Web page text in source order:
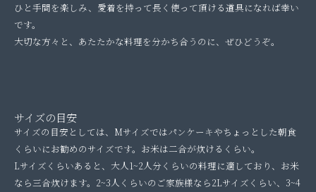
ひと手間を楽しみ、愛着を持って長く使って頂ける道具になれば幸い
です。
大切な方々と、あたたかな料理を分かち合うのに、ぜひどうぞ。
サイズの目安
サイズの目安としては、Mサイズではパンケーキやちょっとした朝食
くらいにお勧めのサイズです。お米は二合が炊けるくらい。
Lサイズくらいあると、大人1~2人分くらいの料理に適しており、お米
なら三合炊けます。2~3人くらいのご家族様なら2Lサイズくらい、3~4